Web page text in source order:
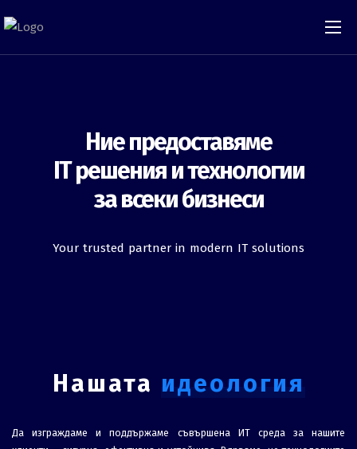
Ние предоставяме
IT решения и технологии
за всекибизнеси
Your trusted partner in modern IT solutions
Нашата идеология
Да изграждаме и поддържаме съвършена ИТ среда за нашите